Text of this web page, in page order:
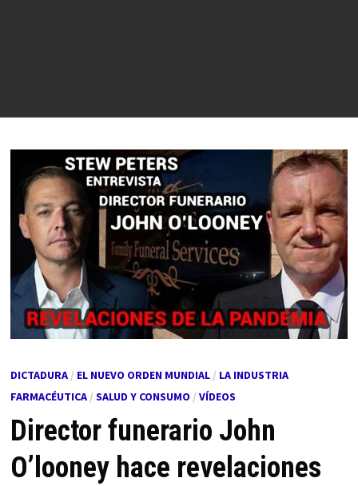
DICTADURA/ EL NUEVO ORDEN MUNDIAL/ LA INDUSTRIA
FARMACÉUTICA/ SALUD Y CONSUMO / VÍDEOS
Director funerario John
O’looney hace revelaciones